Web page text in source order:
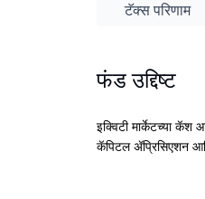
टॅक्स परिणाम
फंड उद्दिष्ट
इक्विटी मार्केटच्या
कॅपिटल ॲप्रिसिएशन